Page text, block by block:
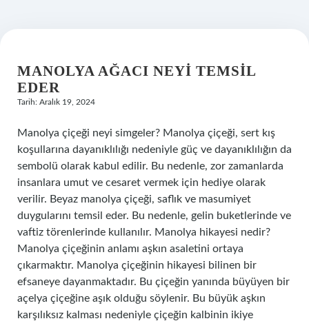
MANOLYA AĞACI NEYI TEMSIL
EDER
Tarih: Aralık 19, 2024
Manolya çiçeği neyi simgeler? Manolya çiçeği, sert kış
koşullarına dayanıklılığı nedeniyle güç ve dayanıklılığın da
sembolü olarak kabul edilir. Bu nedenle, zor zamanlarda
insanlara umut ve cesaret vermek için hediye olarak
verilir. Beyaz manolya çiçeği, saflık ve masumiyet
duygularını temsil eder. Bu nedenle, gelin buketlerinde ve
vaftiz törenlerinde kullanılır. Manolya hikayesi nedir?
Manolya çiçeğinin anlamı aşkın asaletini ortaya
çıkarmaktır. Manolya çiçeğinin hikayesi bilinen bir
efsaneye dayanmaktadır. Bu çiçeğin yanında büyüyen bir
açelya çiçeğine aşık olduğu söylenir. Bu büyük aşkın
karşılıksız kalması nedeniyle çiçeğin kalbinin ikiye